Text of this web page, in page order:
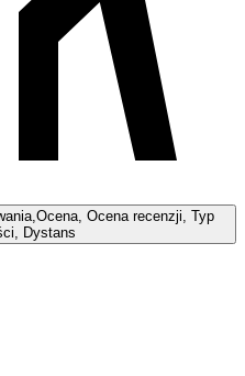
Ocena recenzji, Typ
Dystans